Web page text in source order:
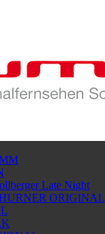
Late Night
ORIGINAL